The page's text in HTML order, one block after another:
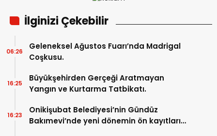
İlginizi Çekebilir
Geleneksel Ağustos Fuarı’nda Madrigal
Coşkusu.
06:26
Büyükşehirden Gerçeği Aratmayan
Yangın ve Kurtarma Tatbikatı.
16:25
Onikişubat Belediyesi’nin Gündüz
Bakımevi’nde yeni dönemin ön kayıtları
16:23